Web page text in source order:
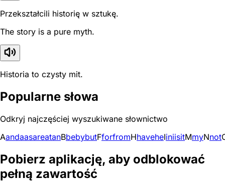
Przekształcili historię w sztukę.
The story is a pure myth.
Historia to czysty mit.
Popularne słowa
Odkryj najczęściej wyszukiwane słownictwo
AandaasareatanBbebybutFforfromHhaveheIiniisitMmyNnot
Pobierz aplikację, aby odblokować
pełną zawartość